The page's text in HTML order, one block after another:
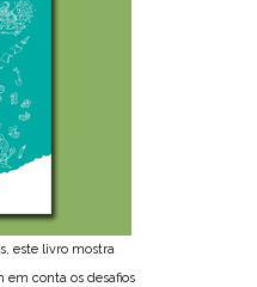
este livro mostra
em conta os desafios